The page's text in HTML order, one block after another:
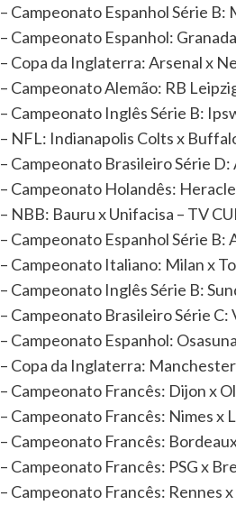
– Campeonato Espanhol Série B:
– Campeonato Espanhol:
– Copa da Inglaterra: Arsenal x
– Campeonato Alemão: RB
– Campeonato Inglês Série B:
– NFL: Indianapolis Colts x
– Campeonato Brasileiro Série
– Campeonato Holandês:
– NBB: Bauru x Unifacisa – TV
– Campeonato Espanhol Série B:
– Campeonato Italiano: Milan x
– Campeonato Inglês Série B:
– Campeonato Brasileiro Série C:
– Campeonato Espanhol:
– Copa da Inglaterra:
– Campeonato Francês: Dijon x
– Campeonato Francês: Nimes x
– Campeonato Francês:
– Campeonato Francês: PSG x
– Campeonato Francês: Rennes